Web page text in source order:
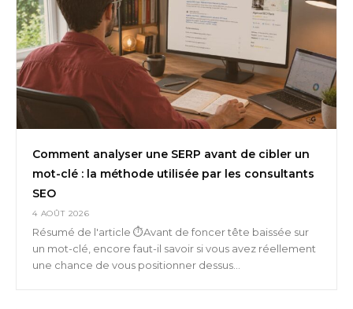
Comment analyser une SERP avant de cibler un
mot-clé : la méthode utilisée par les consultants
SEO
4 AOÛT 2026
Résumé de l'article ⏱️Avant de foncer tête baissée sur
un mot-clé, encore faut-il savoir si vous avez réellement
une chance de vous positionner dessus...